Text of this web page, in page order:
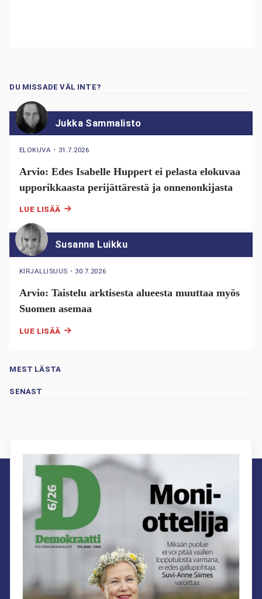
DU MISSADE VÄL INTE?
Jukka Sammalisto
ELOKUVA ・ 31.7.2026
Arvio: Edes Isabelle Huppert ei pelasta elokuvaa
upporikkaasta perijättärestä ja onnenonkijasta
LUE LISÄÄ
Susanna Luikku
KIRJALLISUUS ・ 30.7.2026
Arvio: Taistelu arktisesta alueesta muuttaa myös
Suomen asemaa
LUE LISÄÄ
MEST LÄSTA
SENAST